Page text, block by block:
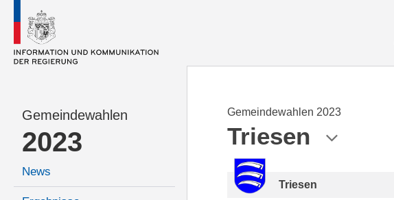
Gemeindewahlen
2023
News
Gemeindewahlen 2023
Triesen
Triesen